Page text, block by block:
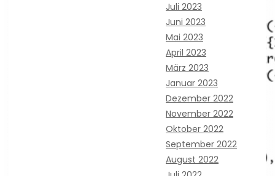
Juli 2023
Juni 2023
Mai 2023
April 2023
März 2023
Januar 2023
Dezember 2022
November 2022
Oktober 2022
September 2022
August 2022